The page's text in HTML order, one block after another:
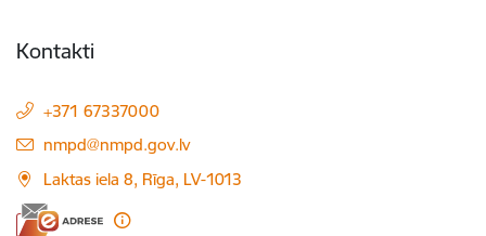
Kontakti
+371 67337000
E-pasts:
nmpd@nmpd.gov.lv
Laktas iela 8, Rīga, LV-1013